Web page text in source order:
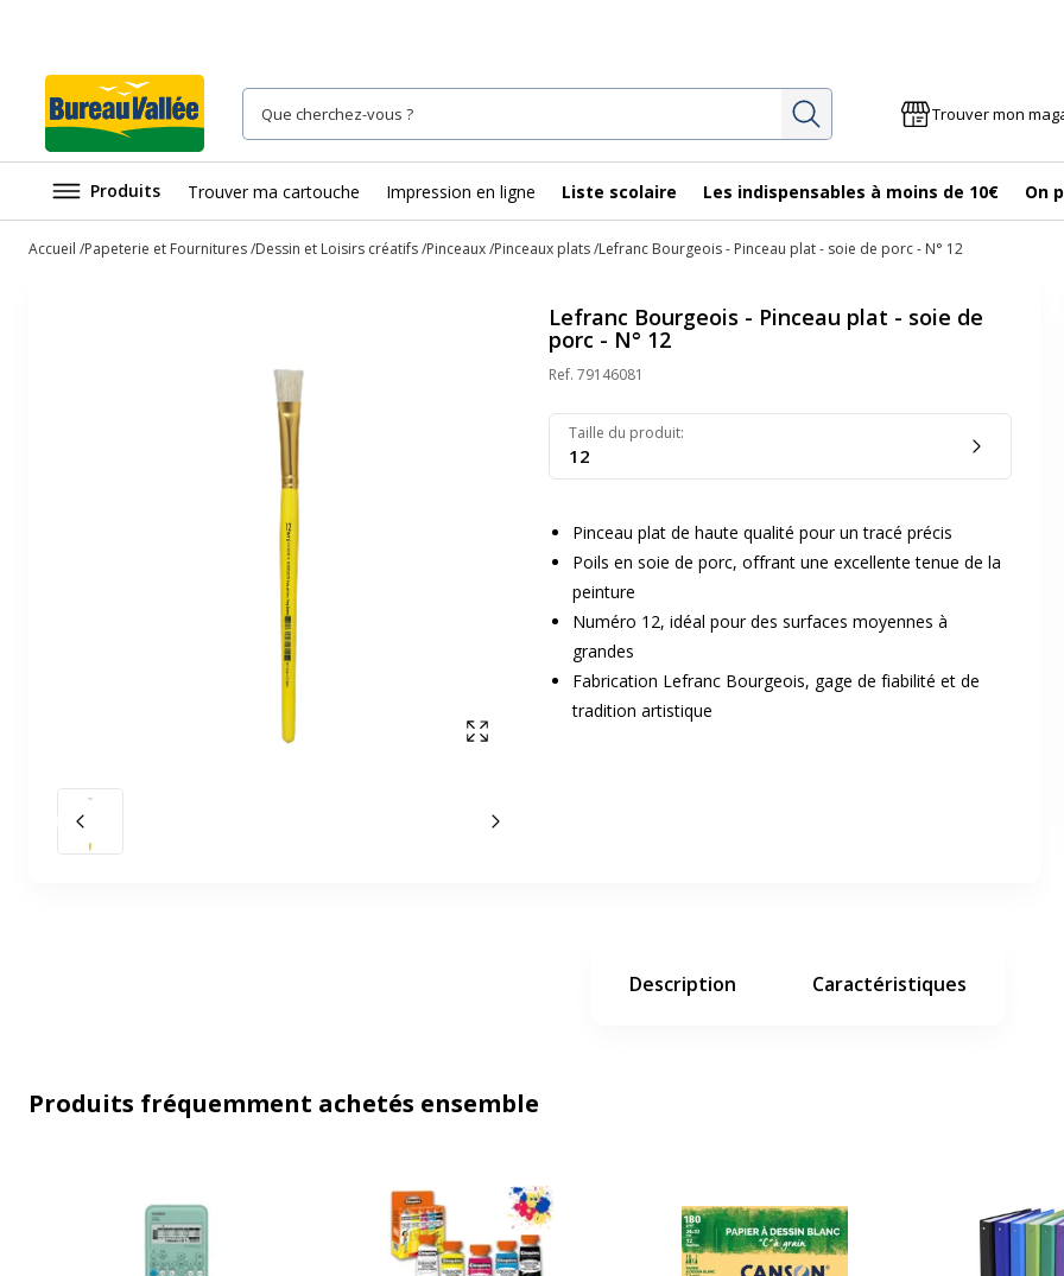
Rechercher Trouver mon
Produits Trouver ma cartouche Impression en ligne Liste scolaire Les indispensables à moins de 10€ On
Accueil Papeterie et Fournitures Dessin et Loisirs créatifs Pinceaux Pinceaux plats Lefranc Bourgeois - Pinceau plat - soie de porc - N° 12
Afficher en plein écran
Slide précédent Slide suivant
Lefranc Bourgeois - Pinceau plat - soie de
porc - N° 12
Ref. 79146081
Taille du produit:
12
Pinceau plat de haute qualité pour un tracé précis
Poils en soie de porc, offrant une excellente tenue de la
peinture
Numéro 12, idéal pour des surfaces moyennes à
grandes
Fabrication Lefranc Bourgeois, gage de fiabilité et de
tradition artistique
Description Caractéristiques
Produits fréquemment achetés ensemble